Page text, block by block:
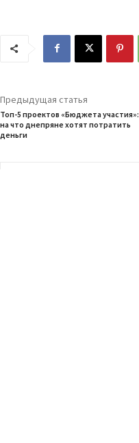
Предыдущая статья
Топ-5 проектов «Бюджета участия»:
на что днепряне хотят потратить
деньги